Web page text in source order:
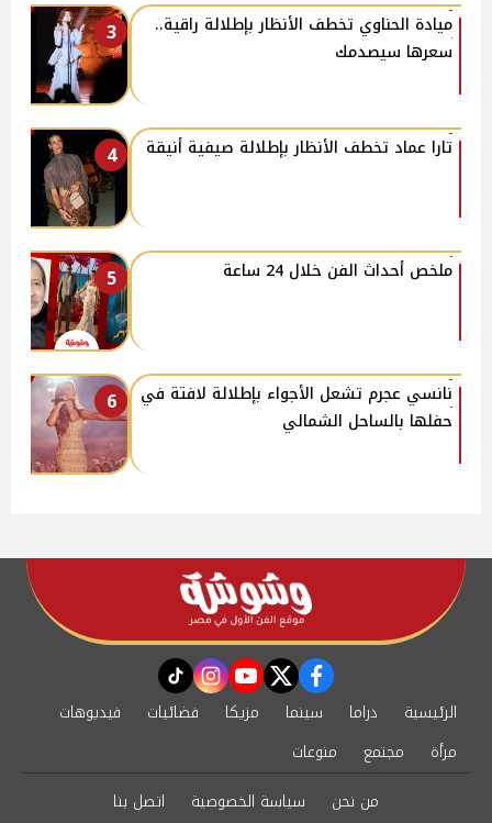
3
ميادة الحناوي تخطف الأنظار بإطلالة راقية..
سعرها سيصدمك
4 تارا عماد تخطف الأنظار بإطلالة صيفية أنيقة
5 ملخص أحداث الفن خلال 24 ساعة
6
نانسي عجرم تشعل الأجواء بإطلالة لافتة في
حفلها بالساحل الشمالي
facebook
twitter
youtube
instagram
tiktok
الرئيسية دراما سينما مزيكا فضائيات
فيديوهات
مرأة
مجتمع
منوعات
من نحن
سياسة الخصوصية اتصل بنا